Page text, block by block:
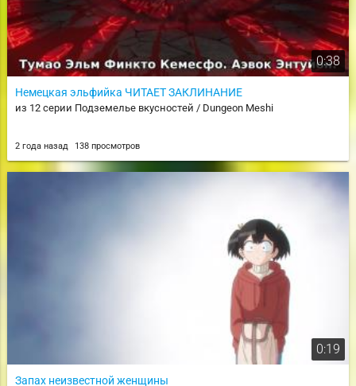
0:38
Немецкая эльфийка ЧИТАЕТ ЗАКЛИНАНИЕ
из 12 серии Подземелье вкусностей / Dungeon Meshi
2 года назад 138 просмотров
0:19
Запах неизвестной женщины